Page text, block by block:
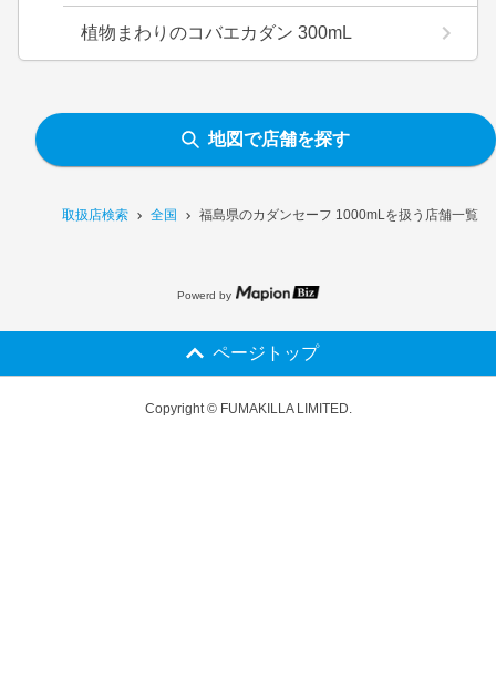
取扱店検索 全国 福島県のカダンセーフ 1000mLを扱う店舗一覧
植物まわりのコバエカダン 300mL
地図で店舗を探す
Powerd by
ページトップ
Copyright © FUMAKILLA LIMITED.